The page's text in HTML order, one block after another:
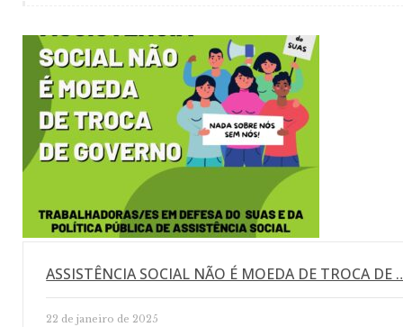
ASSISTÊNCIA SOCIAL NÃO É MOEDA DE TROCA DE
22 de janeiro de 2025